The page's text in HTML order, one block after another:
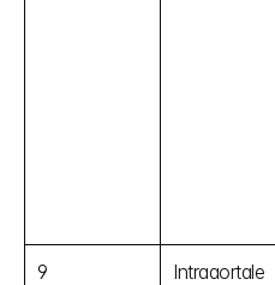
9
Intraaortale